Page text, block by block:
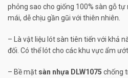
phỏng sao cho giống 100% sàn gỗ
mái, dễ chịu gần gũi với thiên nhiên.
– Là vật liệu lót sàn tiên tiến với khả
đối. Có thể lót cho các khu vực ẩm ướt.
– Bề mặt sàn nhựa DLW1075 chống